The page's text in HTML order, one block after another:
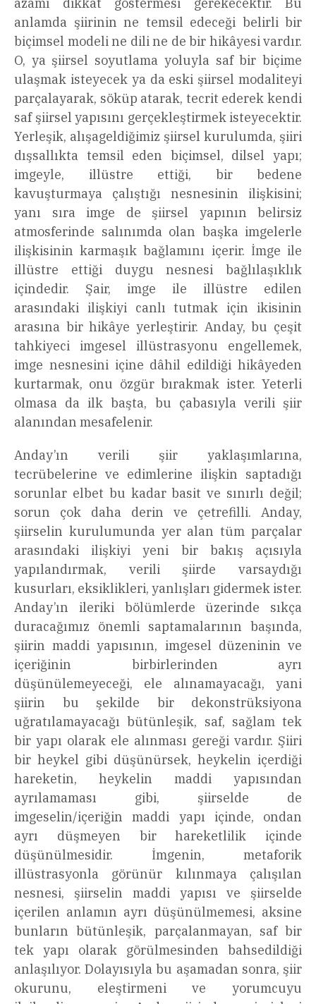
anlamda şiirinin ne temsil edeceği belirli bir
biçimsel modeli ne dili ne de bir hikâyesi vardır.
O, ya şiirsel soyutlama yoluyla saf bir biçime
ulaşmak isteyecek ya da eski şiirsel modaliteyi
parçalayarak, söküp atarak, tecrit ederek kendi
saf şiirsel yapısını gerçekleştirmek isteyecektir.
Yerleşik, alışageldiğimiz şiirsel kurulumda, şiiri
dışsallıkta temsil eden biçimsel, dilsel yapı;
imgeyle, illüstre ettiği, bir bedene
kavuşturmaya çalıştığı nesnesinin ilişkisini;
yanı sıra imge de şiirsel yapının belirsiz
atmosferinde salınımda olan başka imgelerle
ilişkisinin karmaşık bağlamını içerir. İmge ile
illüstre ettiği duygu nesnesi bağlılaşıklık
içindedir. Şair, imge ile illüstre edilen
arasındaki ilişkiyi canlı tutmak için ikisinin
arasına bir hikâye yerleştirir. Anday, bu çeşit
tahkiyeci imgesel illüstrasyonu engellemek,
imge nesnesini içine dâhil edildiği hikâyeden
kurtarmak, onu özgür bırakmak ister. Yeterli
olmasa da ilk başta, bu çabasıyla verili şiir
alanından mesafelenir.
Anday’ın verili şiir yaklaşımlarına,
tecrübelerine ve edimlerine ilişkin saptadığı
sorunlar elbet bu kadar basit ve sınırlı değil;
sorun çok daha derin ve çetrefilli. Anday,
şiirselin kurulumunda yer alan tüm parçalar
arasındaki ilişkiyi yeni bir bakış açısıyla
yapılandırmak, verili şiirde varsaydığı
kusurları, eksiklikleri, yanlışları gidermek ister.
Anday’ın ileriki bölümlerde üzerinde sıkça
duracağımız önemli saptamalarının başında,
şiirin maddi yapısının, imgesel düzeninin ve
içeriğinin birbirlerinden ayrı
düşünülemeyeceği, ele alınamayacağı, yani
şiirin bu şekilde bir dekonstrüksiyona
uğratılamayacağı bütünleşik, saf, sağlam tek
bir yapı olarak ele alınması gereği vardır. Şiiri
bir heykel gibi düşünürsek, heykelin içerdiği
hareketin, heykelin maddi yapısından
ayrılamaması gibi, şiirselde de
imgeselin/içeriğin maddi yapı içinde, ondan
ayrı düşmeyen bir hareketlilik içinde
düşünülmesidir. İmgenin, metaforik
illüstrasyonla görünür kılınmaya çalışılan
nesnesi, şiirselin maddi yapısı ve şiirselde
içerilen anlamın ayrı düşünülmemesi, aksine
bunların bütünleşik, parçalanmayan, saf bir
tek yapı olarak görülmesinden bahsedildiği
anlaşılıyor. Dolayısıyla bu aşamadan sonra, şiir
okurunu, eleştirmeni ve yorumcuyu